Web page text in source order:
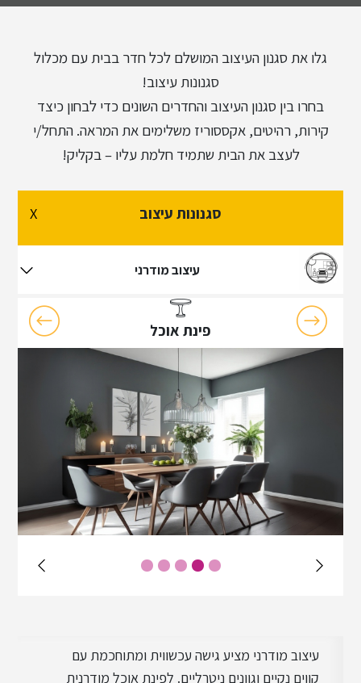
גלו את סגנון העיצוב המושלם לכל חדר בבית עם מכלול
סגנונות עיצוב!
בחרו בין סגנון העיצוב והחדרים השונים כדי לבחון כיצד
קירות, רהיטים, אקססוריז משלימים את המראה. התחל/י
לעצב את הבית שתמיד חלמת עליו – בקליק!
סגנונות עיצוב X
עיצוב מודרני
עיצוב רטרו
עיצוב פרובנס
עיצוב מינימליסטי
עיצוב מודרני
עיצוב כפרי
עיצוב קלאסי
פינת אוכל
עיצוב מודרני מציע גישה עכשווית ומתוחכמת עם
קווים נקיים וגוונים ניטרליים. לפינת אוכל מודרנית